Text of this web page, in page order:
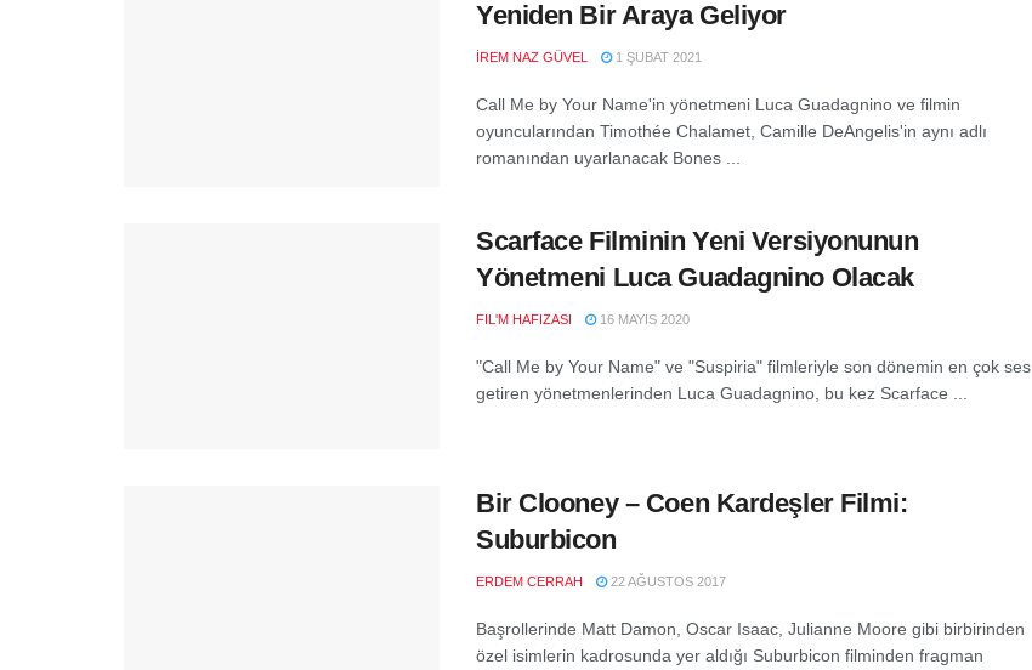
Yeniden Bir Araya Geliyor
İREM NAZ GÜVEL 1 ŞUBAT 2021
Call Me by Your Name'in yönetmeni Luca Guadagnino ve filmin
oyuncularından Timothée Chalamet, Camille DeAngelis'in aynı adlı
romanından uyarlanacak Bones ...
Scarface Filminin Yeni Versiyonunun
Yönetmeni Luca Guadagnino Olacak
FIL'M HAFIZASI 16 MAYIS 2020
"Call Me by Your Name" ve "Suspiria" filmleriyle son dönemin en çok ses
getiren yönetmenlerinden Luca Guadagnino, bu kez Scarface ...
Bir Clooney – Coen Kardeşler Filmi:
Suburbicon
ERDEM CERRAH 22 AĞUSTOS 2017
Başrollerinde Matt Damon, Oscar Isaac, Julianne Moore gibi birbirinden
özel isimlerin kadrosunda yer aldığı Suburbicon filminden fragman